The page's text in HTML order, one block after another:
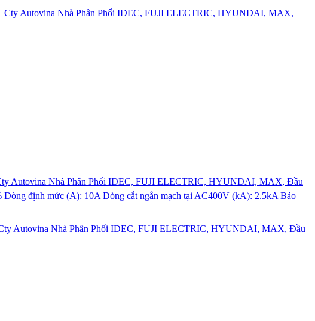
| Cty Autovina Nhà Phân Phối IDEC, FUJI ELECTRIC, HYUNDAI, MAX,
Cty Autovina Nhà Phân Phối IDEC, FUJI ELECTRIC, HYUNDAI, MAX, Đầu